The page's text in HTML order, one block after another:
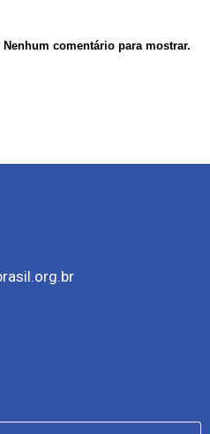
Nenhum comentário para mostrar.